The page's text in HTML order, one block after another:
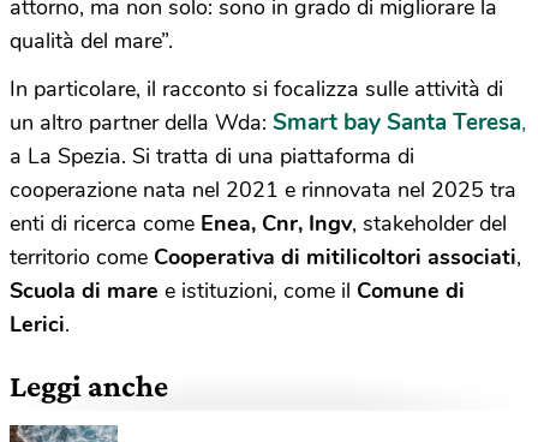
attorno, ma non solo: sono in grado di migliorare la
qualità del mare”.
In particolare, il racconto si focalizza sulle attività di
un altro partner della Wda: Smart bay Santa Teresa,
a La Spezia. Si tratta di una piattaforma di
cooperazione nata nel 2021 e rinnovata nel 2025 tra
enti di ricerca come Enea, Cnr, Ingv, stakeholder del
territorio come Cooperativa di mitilicoltori associati,
Scuola di mare e istituzioni, come il Comune di
Lerici.
Leggi anche